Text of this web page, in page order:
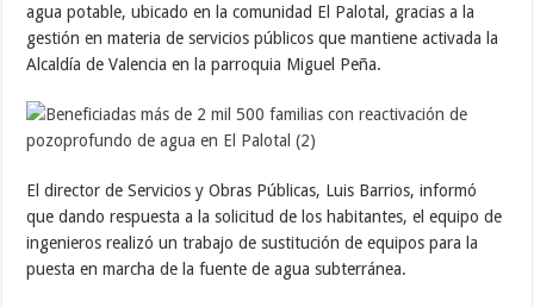
agua potable, ubicado en la comunidad El Palotal, gracias a la
gestión en materia de servicios públicos que mantiene activada la
Alcaldía de Valencia en la parroquia Miguel Peña.
El director de Servicios y Obras Públicas, Luis Barrios, informó
que dando respuesta a la solicitud de los habitantes, el equipo de
ingenieros realizó un trabajo de sustitución de equipos para la
puesta en marcha de la fuente de agua subterránea.